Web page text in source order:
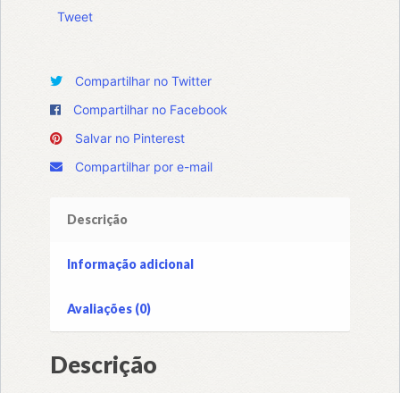
Tweet
Compartilhar no Twitter
Compartilhar no Facebook
Salvar no Pinterest
Compartilhar por e-mail
Descrição
Informação adicional
Avaliações (0)
Descrição